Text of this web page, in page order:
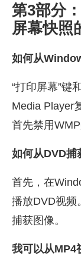
第3部分
屏幕快照
如何从
“打印屏幕”键
Media Player
首先禁用WMP
如何从DVD捕
首先，在
播放DVD视频
捕获图像。
我可以从MP4